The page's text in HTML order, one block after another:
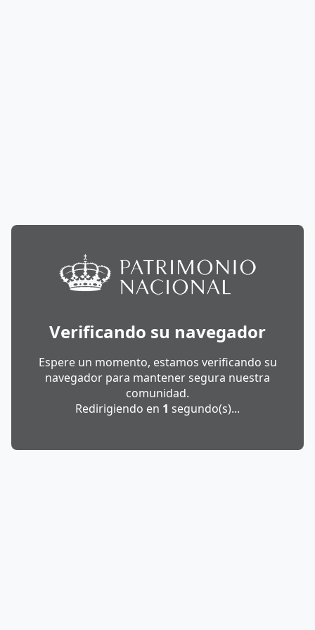
Verificando su navegador
Espere un momento, estamos verificando su
navegador para mantener segura nuestra
comunidad.
Redirigiendo en 1 segundo(s)...